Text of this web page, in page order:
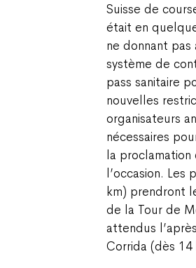
Suisse de
était en
ne donnant
système de
pass sanitaire
nouvelles
organisateurs
nécessaires
la
l’occasion.
km) prendront
de la Tour de
attendus
Corrida (dès 14